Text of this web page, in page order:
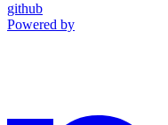
github
Powered by